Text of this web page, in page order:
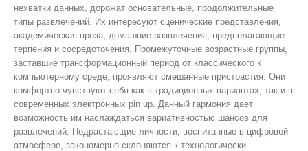
нехватки данных, дорожат основательные, продолжительные
типы развлечений. Их интересуют сценические представления,
академическая проза, домашние развлечения, предполагающие
терпения и сосредоточения. Промежуточные возрастные группы,
заставшие трансформационный период от классического к
компьютерному среде, проявляют смешанные пристрастия. Они
комфортно чувствуют себя как в традиционных вариантах, так и в
современных электронных pin up. Данный гармония дает
возможность им наслаждаться вариативностью шансов для
развлечений. Подрастающие личности, воспитанные в цифровой
атмосфере, закономерно склоняются к технологически